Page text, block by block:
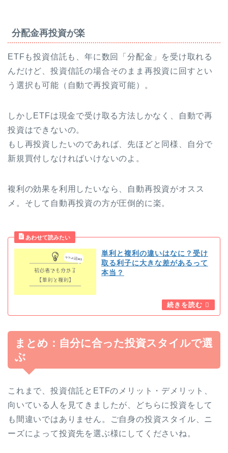
分配金再投資が楽
ETFも投資信託も、年に数回「分配金」を受け取れる
んだけど、投資信託の場合そのまま再投資に回すとい
う選択も可能（自動で再投資可能）。
しかしETFは現金で受け取る方法しかなく、自動で再
投資はできないの。
もし再投資したいのであれば、先ほどと同様、自分で
新規買付しなければいけないのよ。
複利の効果を利用したいなら、自動再投資がオスス
メ。そして自動再投資の方が圧倒的に楽。
単利と複利の違いはなに？受け
取る利子に大きな差があるって
本当？
まとめ：自分に合った投資スタイルで選
ぶ
これまで、投資信託とETFのメリット・デメリット、
向いている人を見てきましたが、どちらに投資をして
も間違いではありません。ご自身の投資スタイル、ニ
ーズによって投資先を選ぶ様にしてくださいね。